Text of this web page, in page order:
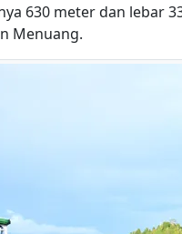
630 meter dan lebar
Menuang.